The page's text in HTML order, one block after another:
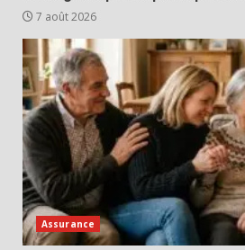
7 août 2026
Assurance